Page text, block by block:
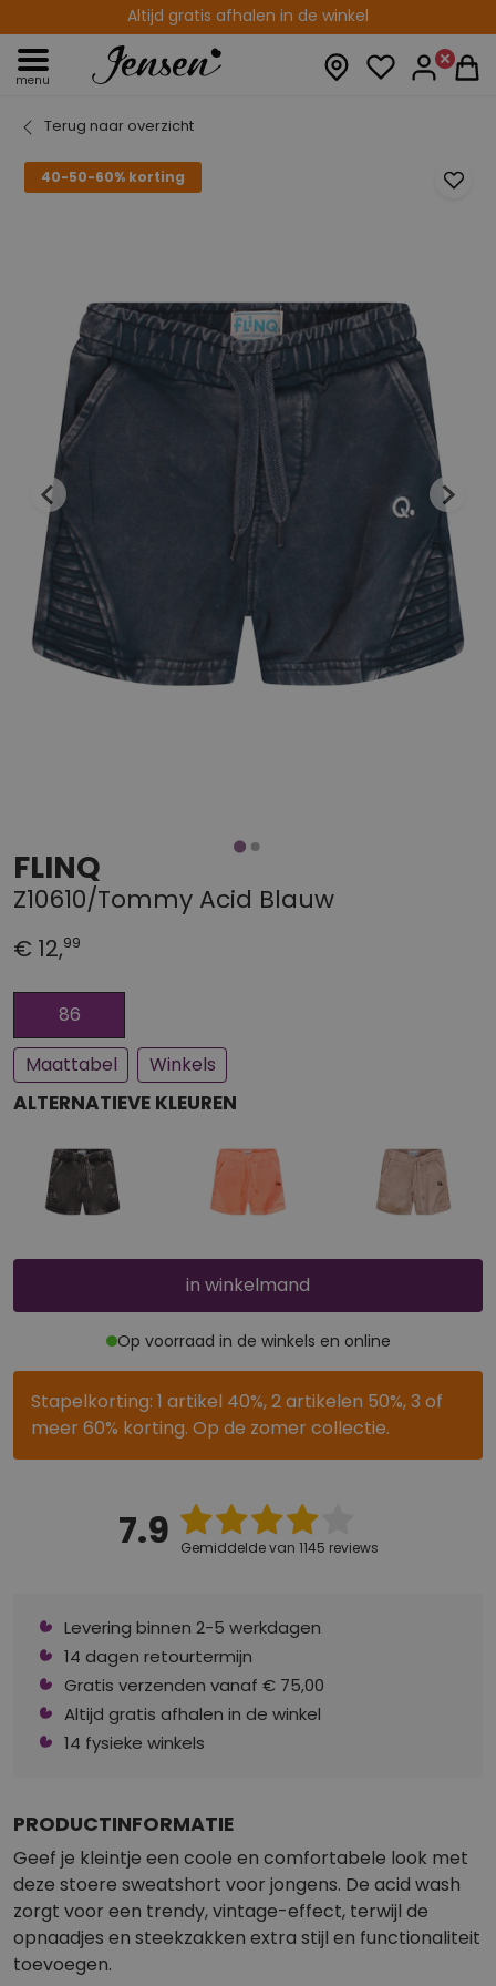
Altijd gratis afhalen in de winkel
menu
Terug naar overzicht
40-50-60% korting
FLINQ
Z10610/Tommy Acid Blauw
€ 12,99
Een paar stuks op voorraad
Bijna uitverkocht
86
Maattabel
Winkels
ALTERNATIEVE KLEUREN
in winkelmand
Op voorraad in de winkels en online
Stapelkorting: 1 artikel 40%, 2 artikelen 50%, 3 of
meer 60% korting. Op de zomer collectie.
7.9 Gemiddelde van 1145 reviews
Levering binnen 2-5 werkdagen
14 dagen retourtermijn
Gratis verzenden vanaf € 75,00
Altijd gratis afhalen in de winkel
14 fysieke winkels
PRODUCTINFORMATIE
Geef je kleintje een coole en comfortabele look met
deze stoere sweatshort voor jongens. De acid wash
zorgt voor een trendy, vintage-effect, terwijl de
opnaadjes en steekzakken extra stijl en functionaliteit
toevoegen.